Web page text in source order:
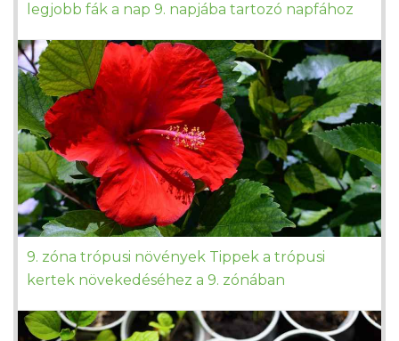
legjobb fák a nap 9. napjába tartozó napfához
9. zóna trópusi növények Tippek a trópusi
kertek növekedéséhez a 9. zónában